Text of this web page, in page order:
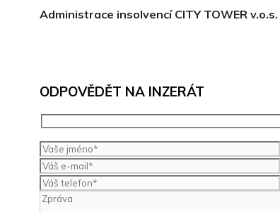
Administrace insolvencí CITY TOWER v.o.s.
ODPOVĚDĚT NA INZERÁT